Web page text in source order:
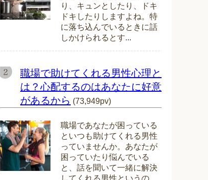
り、キュンとしたり、ドキ
ドキしたりしますよね。特
に落ち込んでいるときに話
しかけられるとす...
職場で助けてくれる男性心理と
は？心配するのはあなたに好意
があるから (73,949pv)
職場であなたが困っている
といつも助けてくれる男性
っていませんか。あなたが
困っていたり悩んでいる
と、話を聞いて一緒に解決
してくれる男性というの